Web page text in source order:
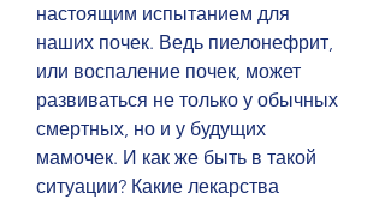
настоящим испытанием для
наших почек. Ведь пиелонефрит,
или воспаление почек, может
развиваться не только у обычных
смертных, но и у будущих
мамочек. И как же быть в такой
ситуации? Какие лекарства